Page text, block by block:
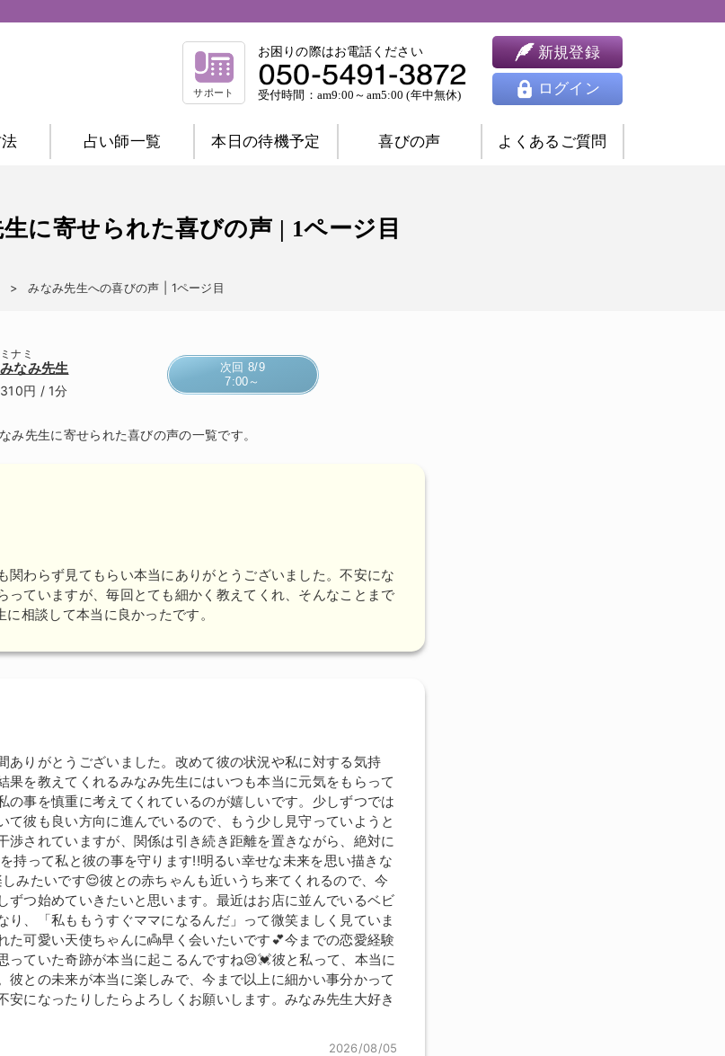
サポート
お困りの際はお電話ください
受付時間：am9:00～am5:00 (年中無休)
新規登録
ログイン
占い師一覧
復縁相談 浮気相談
縁結び相談
仕事相談 祈祷相談 人間関係相談
オーラ 西洋占星術
マヤ暦 易 タロット
本日の待機予定 喜びの声 よくあるご質問
に寄せられた喜びの声 | 1ページ目
みなみ先生への喜びの声 | 1ページ目
ミナミ
みなみ先生
310円 / 1分
次回 8/9
7:00～
み先生に寄せられた喜びの声の一覧です。
関わらず見てもらい本当にありがとうございました。不安にな
っていますが、毎回とても細かく教えてくれ、そんなことまで
に相談して本当に良かったです。
ありがとうございました。改めて彼の状況や私に対する気持
果を教えてくれるみなみ先生にはいつも本当に元気をもらって
の事を慎重に考えてくれているのが嬉しいです。少しずつでは
て彼も良い方向に進んでいるので、もう少し見守っていようと
渉されていますが、関係は引き続き距離を置きながら、絶対に
持って私と彼の事を守ります!!明るい幸せな未来を思い描きな
みたいです😌彼との赤ちゃんも近いうち来てくれるので、今
ずつ始めていきたいと思います。最近はお店に並んでいるベビ
り、「私ももうすぐママになるんだ」って微笑ましく見ていま
た可愛い天使ちゃんに👼早く会いたいです💕今までの恋愛経験
っていた奇跡が本当に起こるんですね😢💓彼と私って、本当に
彼との未来が本当に楽しみで、今まで以上に細かい事分かって
安になったりしたらよろしくお願いします。みなみ先生大好き
2026/08/05